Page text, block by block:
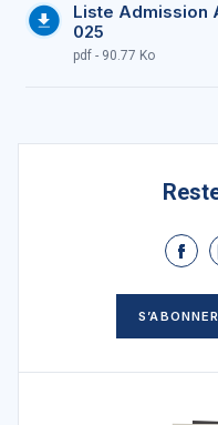
Liste Admission
025
pdf - 90.77 Ko